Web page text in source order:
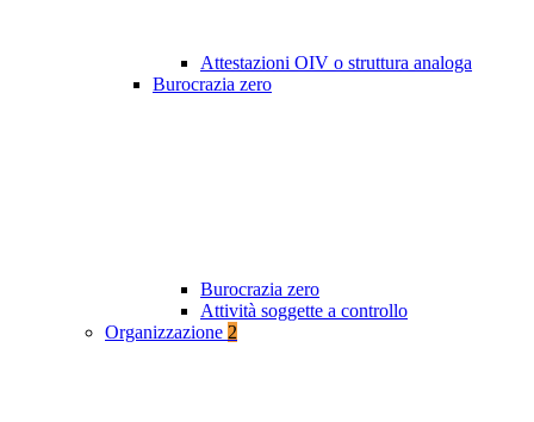
Attestazioni OIV o struttura analoga
Burocrazia zero
Burocrazia zero
Attività soggette a controllo
Organizzazione 2